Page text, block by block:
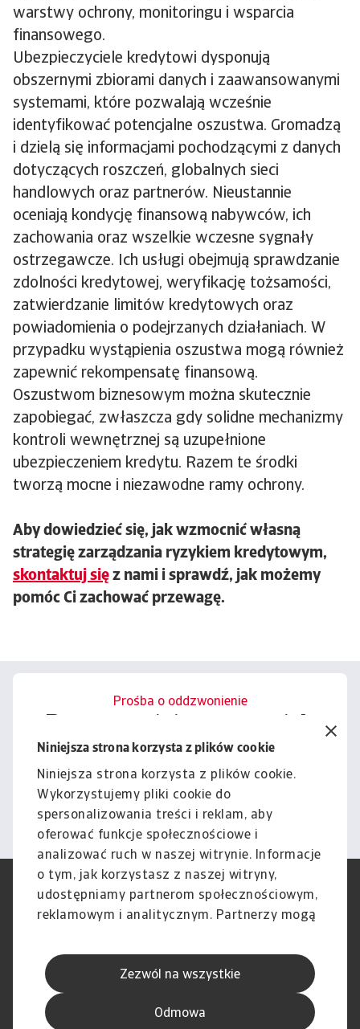
Niniejsza strona korzysta z plików cookie
Niniejsza strona korzysta z plików cookie.
Wykorzystujemy pliki cookie do
spersonalizowania treści i reklam, aby
oferować funkcje społecznościowe i
analizować ruch w naszej witrynie. Informacje
o tym, jak korzystasz z naszej witryny,
udostępniamy partnerom społecznościowym,
reklamowym i analitycznym. Partnerzy mogą
otrzymanymi od Ciebie lub uzyskanymi
podczas korzystania z ich usług.
Zezwól na wszystkie
Odmowa
warstwy ochrony, monitoringu i wsparcia
finansowego.
Ubezpieczyciele kredytowi dysponują
obszernymi zbiorami danych i zaawansowanymi
systemami, które pozwalają wcześnie
identyfikować potencjalne oszustwa. Gromadzą
i dzielą się informacjami pochodzącymi z danych
dotyczących roszczeń, globalnych sieci
handlowych oraz partnerów. Nieustannie
oceniają kondycję finansową nabywców, ich
zachowania oraz wszelkie wczesne sygnały
ostrzegawcze. Ich usługi obejmują sprawdzanie
zdolności kredytowej, weryfikację tożsamości,
zatwierdzanie limitów kredytowych oraz
powiadomienia o podejrzanych działaniach. W
przypadku wystąpienia oszustwa mogą również
zapewnić rekompensatę finansową.
Oszustwom biznesowym można skutecznie
zapobiegać, zwłaszcza gdy solidne mechanizmy
kontroli wewnętrznej są uzupełnione
ubezpieczeniem kredytu. Razem te środki
tworzą mocne i niezawodne ramy ochrony.
Aby dowiedzieć się, jak wzmocnić własną
strategię zarządzania ryzykiem kredytowym,
skontaktuj się z nami i sprawdź, jak możemy
pomóc Ci zachować przewagę.
Prośba o oddzwonienie
możemy wesprzeć Cię w
zarządzaniu ryzykiem.
Kontakt
RODO
Polityka Prywatności
Informacje o plikach cookie
Polityka Speak Up
Skargi i reklamacje (Regulamin
obowiązujący od dnia 13 lutego
Skargi i reklamacje (Regulamin
obowiązujący do dnia 12 lutego